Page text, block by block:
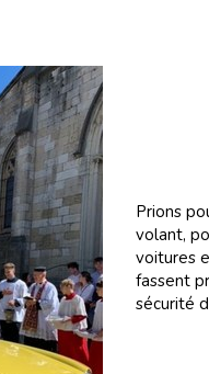
Prions
volant,
voitures
fassent
sécurité